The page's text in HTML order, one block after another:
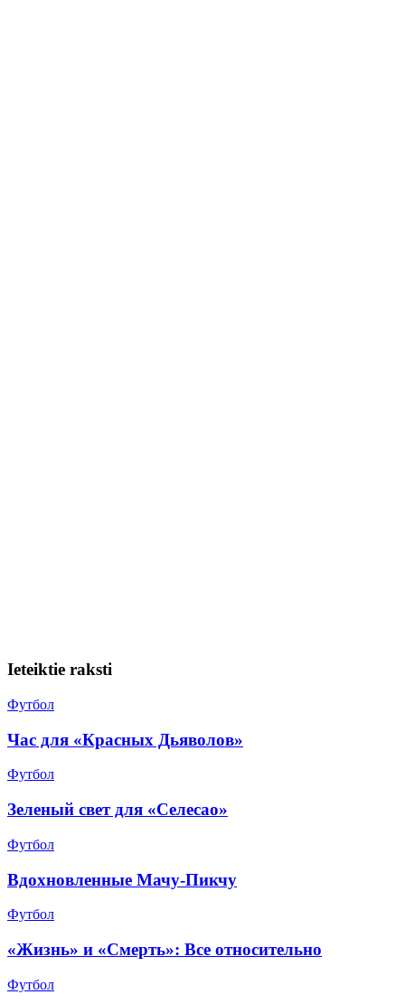
Ieteiktie raksti
Футбол
Час для «Красных Дьяволов»
Футбол
Зеленый свет для «Селесао»
Футбол
Вдохновленные Мачу-Пикчу
Футбол
«Жизнь» и «Смерть»: Все относительно
Футбол